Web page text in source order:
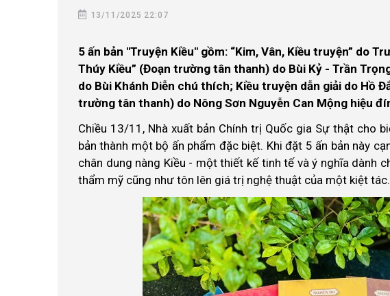
13/11/2025 22:07
5 ấn bản "Truyện Kiều" gồm: “Kim, Vân, Kiều truyện” do
Thúy Kiều” (Đoạn trường tân thanh) do Bùi Kỷ - Trần
do Bùi Khánh Diễn chú thích; Kiều truyện dẫn giải do Hồ
trường tân thanh) do Nông Sơn Nguyễn Can Mộng hiệu
Chiều 13/11, Nhà xuất bản Chính trị Quốc gia Sự thật cho
bản thành một bộ ấn phẩm đặc biệt. Khi đặt 5 ấn bản này
chân dung nàng Kiều - một thiết kế tinh tế và ý nghĩa dành
thẩm mỹ cũng như tôn lên giá trị nghệ thuật của một kiệt tác.